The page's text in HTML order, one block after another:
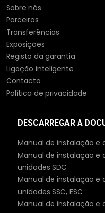
Sobre nós
Parceiros
Transferências
Exposições
Registo da garantia
Ligação inteligente
Contacto
Política de privacidade
DESCARREGAR A
Manual de instalação e
Manual de instalação e
unidades SDC
Manual de instalação e
unidades SSC, ESC
Manual de instalação e